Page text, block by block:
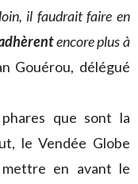
il faudrait faire en
encore plus à
Gouérou, délégué
que sont la
le Vendée Globe
en avant le